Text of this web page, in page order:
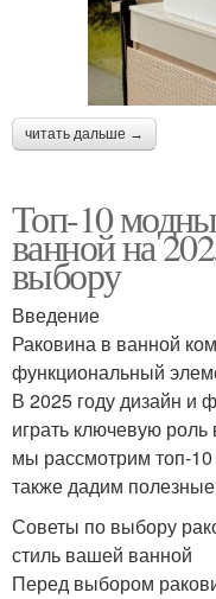
читать дальше →
Топ-10
ванной на
выбору
Введение
Раковина в ванной
функциональный
В 2025 году дизайн и
играть ключевую
мы рассмотрим топ-
также дадим
Советы по выбору
стиль вашей ванной
Перед выбором